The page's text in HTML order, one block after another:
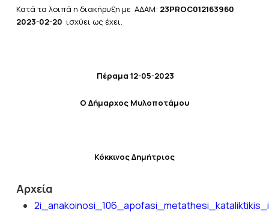
Κατά τα λοιπά η διακήρυξη με ΑΔΑΜ: 23PROC012163960
2023-02-20 ισχύει ως έχει.
Πέραμα 12-05-2023
Ο Δήμαρχος Μυλοποτάμου
Κόκκινος Δημήτριος
Αρχεία